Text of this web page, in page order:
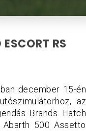
RS
december 15-én
az
Brands Hatch
500 Assetto